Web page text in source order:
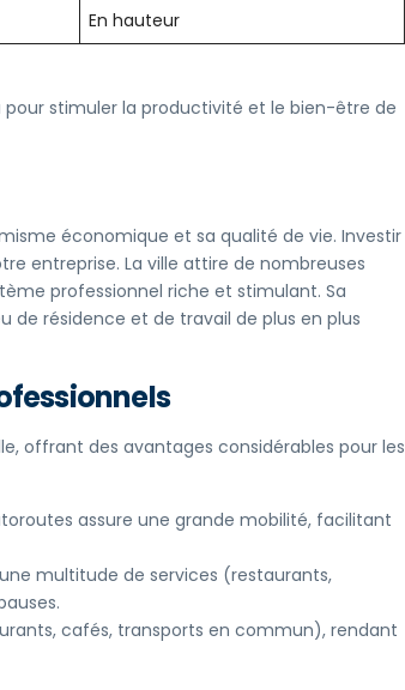
En hauteur
stimuler la productivité et le bien-être de
économique et sa qualité de vie. Investir
entreprise. La ville attire de nombreuses
professionnel riche et stimulant. Sa
de résidence et de travail de plus en plus
offrant des avantages considérables pour les
assure une grande mobilité, facilitant
multitude de services (restaurants,
cafés, transports en commun), rendant